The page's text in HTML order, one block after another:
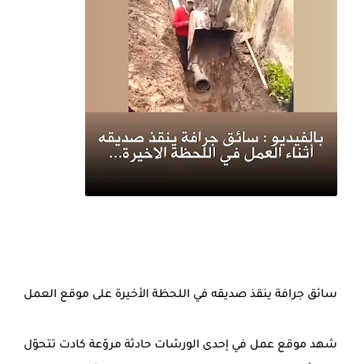
سائق جرافة ينقذ صديقه في اللحظة الأخيرة على موقع العمل
شهد موقع عمل في إحدى الورشات حادثة مروّعة كادت تتحوّل